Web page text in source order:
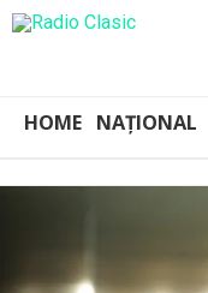
HOME NAȚIONAL